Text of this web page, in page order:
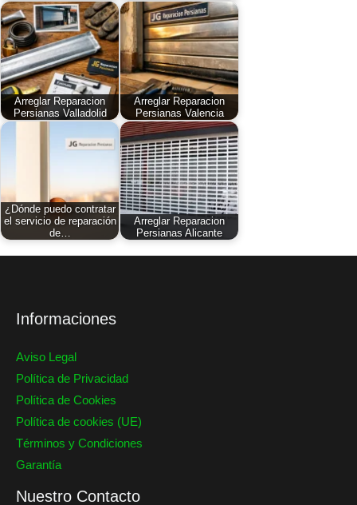
Arreglar Reparacion
Persianas Valladolid
Arreglar Reparacion
Persianas Valencia
¿Dónde puedo contratar
el servicio de reparación
de…
Arreglar Reparacion
Persianas Alicante
Informaciones
Aviso Legal
Política de Privacidad
Política de Cookies
Política de cookies (UE)
Términos y Condiciones
Garantía
Nuestro Contacto